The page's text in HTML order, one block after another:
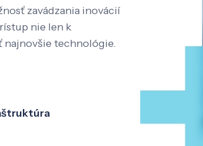
zavádzania inovácií
nie len k
najnovšie technológie.